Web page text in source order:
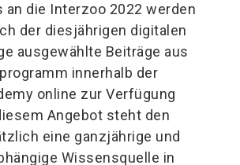
an die Interzoo 2022 werden
der diesjährigen digitalen
ausgewählte Beiträge aus
innerhalb der
online zur Verfügung
Angebot steht den
eine ganzjährige und
Wissensquelle in